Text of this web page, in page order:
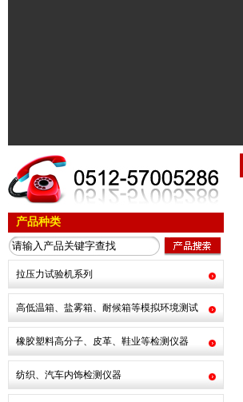
产品种类
拉压力试验机系列
高低温箱、盐雾箱、耐候箱等模拟环境测试
橡胶塑料高分子、皮革、鞋业等检测仪器
纺织、汽车内饰检测仪器